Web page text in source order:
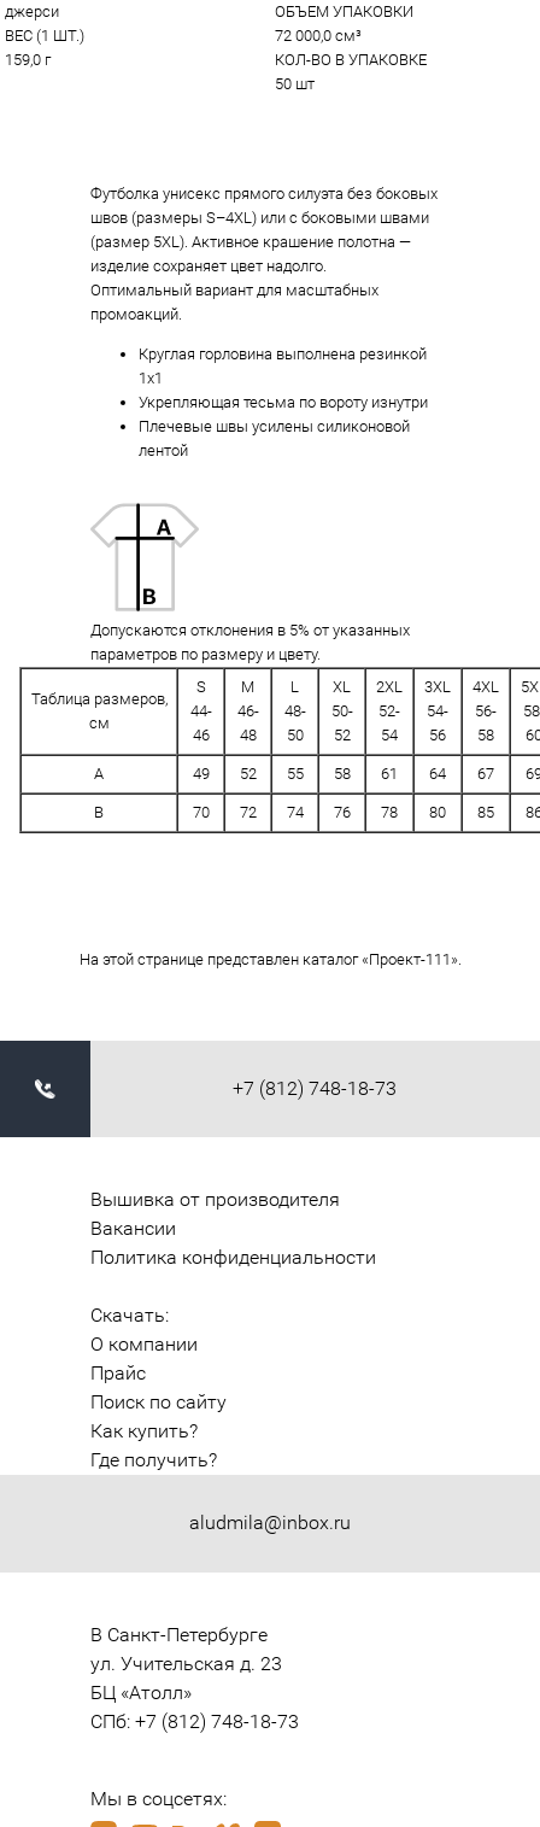
джерси
ВЕС (1 ШТ.)
159,0 г
ОБЪЕМ УПАКОВКИ
72 000,0 см³
КОЛ-ВО В УПАКОВКЕ
50 шт
Футболка унисекс прямого силуэта без боковых
швов (размеры S–4XL) или с боковыми швами
(размер 5XL). Активное крашение полотна —
изделие сохраняет цвет надолго.
Оптимальный вариант для масштабных
промоакций.
Круглая горловина выполнена резинкой
1х1
Укрепляющая тесьма по вороту изнутри
Плечевые швы усилены силиконовой
лентой
Допускаются отклонения в 5% от указанных
параметров по размеру и цвету.
Таблица размеров,
см
S
44-
46
M
46-
48
L
48-
50
XL
50-
52
2XL
52-
54
3XL
54-
56
4XL
56-
58
A 49 52 55 58 61 64 67
B 70 72 74 76 78 80 85
На этой странице представлен каталог «Проект-111».
+7 (812) 748-18-73
aludmila@inbox.ru
Вышивка от производителя
Вакансии
Политика конфиденциальности
Скачать:
О компании
Прайс
Поиск по сайту
Как купить?
Где получить?
В Санкт-Петербурге
ул. Учительская д. 23
БЦ «Атолл»
СПб: +7 (812) 748-18-73
Мы в соцсетях: